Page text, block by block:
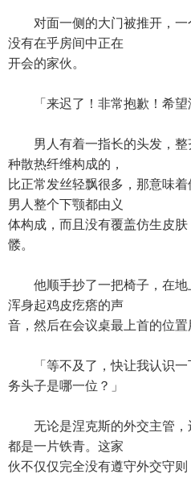
对面一侧的大门被推开，一
没有在乎房间中正在
开会的家伙。
「来迟了！非常抱歉！希望
男人有着一指长的头发，整
种散热纤维构成的，
比正常发丝轻飘很多，那意味着
男人整个下颚都由义
体构成，而且没有覆盖仿生皮
髅。
他顺手抄了一把椅子，在地
浑身起鸡皮疙瘩的声
音，然后在会议桌最上首的位置
「等不及了，快让我认识一
务头子是哪一位？」
无论是涅克斯的外交主管，
都是一片铁青。这家
伙不仅仅完全没有遵守外交守则